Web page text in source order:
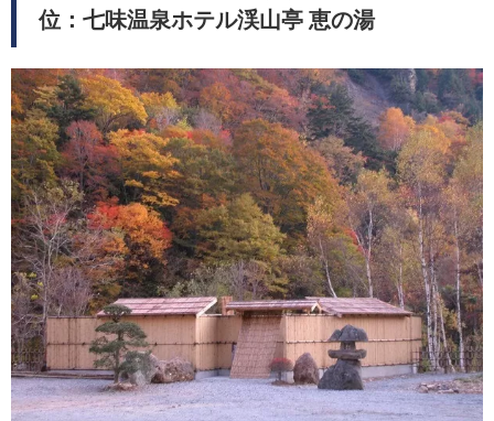
位：七味温泉ホテル渓山亭 恵の湯